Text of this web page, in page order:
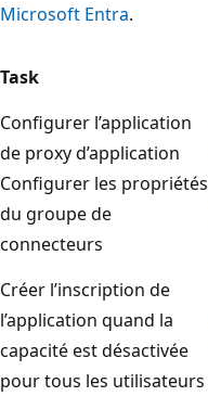
Microsoft Entra.
Task
Configurer l’application
de proxy d’application
Configurer les propriétés
du groupe de
connecteurs
Créer l’inscription de
l’application quand la
capacité est désactivée
pour tous les utilisateurs